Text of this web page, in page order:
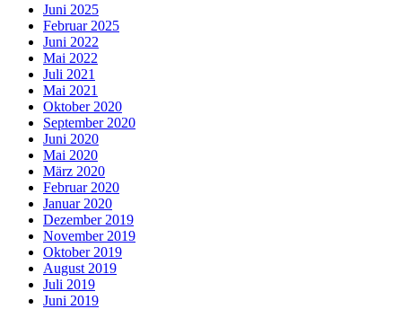
Juni 2025
Februar 2025
Juni 2022
Mai 2022
Juli 2021
Mai 2021
Oktober 2020
September 2020
Juni 2020
Mai 2020
März 2020
Februar 2020
Januar 2020
Dezember 2019
November 2019
Oktober 2019
August 2019
Juli 2019
Juni 2019